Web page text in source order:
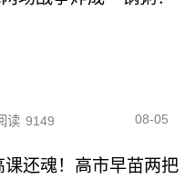
读 9149 08-05
课还魂！高市早苗两把